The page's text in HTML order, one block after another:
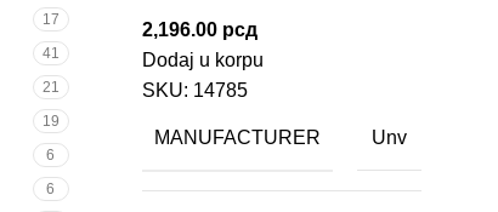
17
41
21
19
6
6
2,196.00 рсд
Dodaj u korpu
SKU: 14785
MANUFACTURER Unv